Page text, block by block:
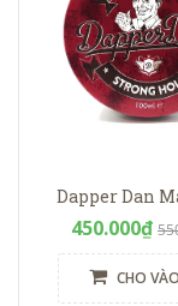
Dapper Dan
450.000₫
CHO